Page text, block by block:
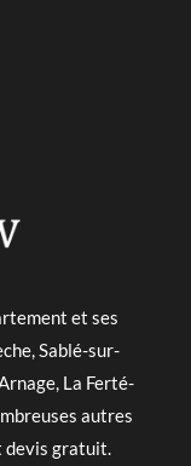
et ses
Sablé-sur-
La Ferté-
autres
devis gratuit.